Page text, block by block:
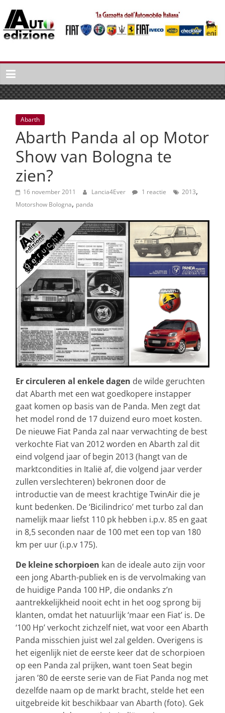
naar
inhoud
Auto
Edizione
La
Gazetta
dell'Automobile
Italiana
Italiaans
autonieuws
lifestyle
Abarth
Abarth Panda al op Motor
Show van Bologna te
zien?
16 november 2011 Lancia4Ever 1 reactie 2013,
Motorshow Bologna, panda
Er circuleren al enkele dagen de wilde geruchten
dat Abarth met een wat goedkopere instapper
gaat komen op basis van de Panda. Men zegt dat
het model rond de 17 duizend euro moet kosten.
De nieuwe Fiat Panda zal naar verwachting de best
verkochte Fiat van 2012 worden en Abarth zal dit
eind volgend jaar of begin 2013 (hangt van de
marktcondities in Italië af, die volgend jaar verder
zullen verslechteren) bekronen door de
introductie van de meest krachtige TwinAir die je
kunt bedenken. De ‘Bicilindrico’ met turbo zal dan
namelijk maar liefst 110 pk hebben i.p.v. 85 en gaat
in 8,5 seconden naar de 100 met een top van 180
km per uur (i.p.v 175).
De kleine schorpioen kan de ideale auto zijn voor
een jong Abarth-publiek en is de vervolmaking van
de huidige Panda 100 HP, die ondanks z’n
aantrekkelijkheid nooit echt in het oog sprong bij
klanten, omdat het natuurlijk ‘maar een Fiat’ is. De
‘100 Hp’ verkocht zichzelf niet, wat voor een Abarth
Panda misschien juist wel zal gelden. Overigens is
het eigenlijk niet de eerste keer dat de schorpioen
op een Panda zal prijken, want toen Seat begin
jaren ’80 de eerste serie van de Fiat Panda nog met
dezelfde naam op de markt bracht, stelde het een
uitgebreide kit beschikbaar van Abarth (foto). Gek